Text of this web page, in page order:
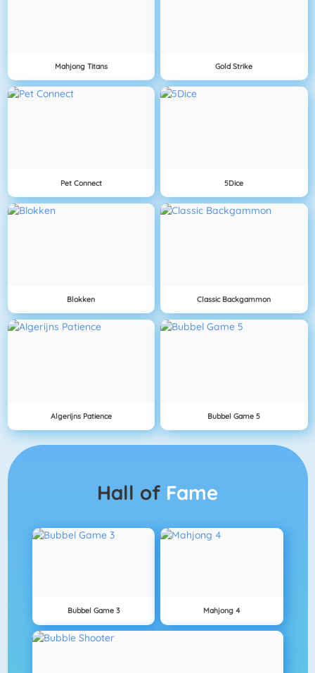
Mahjong Titans Gold Strike
Pet Connect 5Dice
Blokken Classic Backgammon
Algerijns Patience Bubbel Game 5
Hall of Fame
Bubbel Game 3 Mahjong 4